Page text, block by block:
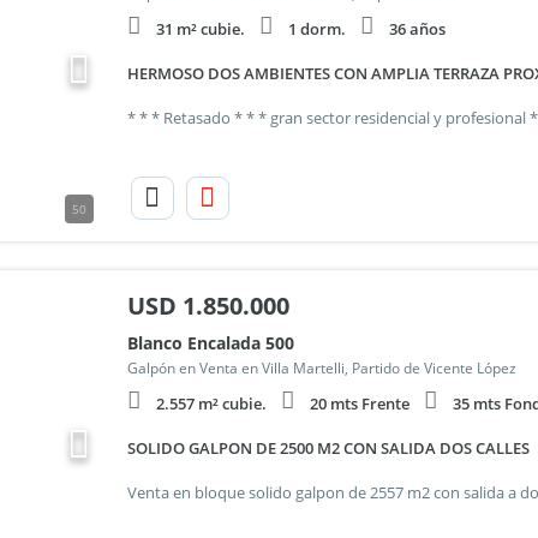
50
31 m² cubie. 1 dorm. 36 años
HERMOSO DOS AMBIENTES CON AMPLIA TERRAZA
USD 1.850.000
Blanco Encalada 500
Galpón en Venta en Villa Martelli, Partido de Vicente López
2.557 m² cubie. 20 mts Frente 35 mts
SOLIDO GALPON DE 2500 M2 CON SALIDA DOS CALLES